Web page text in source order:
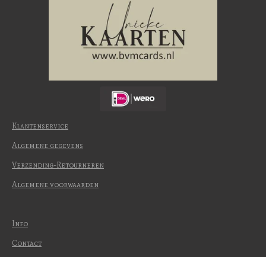
Klantenservice
Algemene gegevens
Verzending-Retourneren
Algemene voorwaarden
Info
Contact